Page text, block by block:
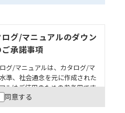
グ/マニュアルのダウン
承諾事項
グ/マニュアルは、カタログ/マ
準、社会通念を元に作成された
ルはご使用のための参考用です
安全性については十分にご配慮
承諾の上、ご利用ください。
同意する